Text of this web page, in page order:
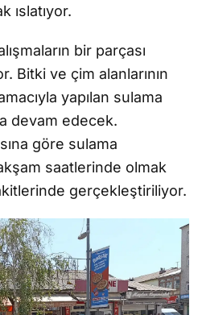
ıslatıyor.
bir parçası
Bitki ve çim alanlarının
yapılan sulama
devam edecek.
göre sulama
saatlerinde olmak
gerçekleştiriliyor.